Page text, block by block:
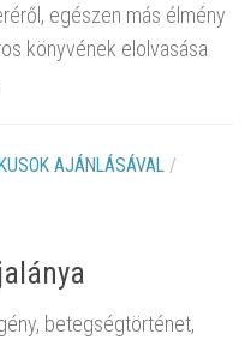
egészen más élmény
könyvének elolvasása
AJÁNLÁSÁVAL /
betegségtörténet,